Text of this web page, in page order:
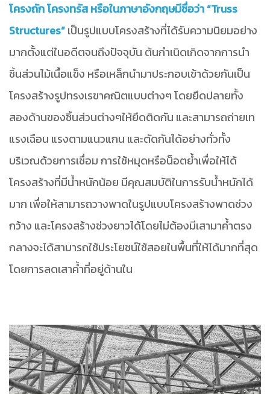
โครงถัก โครงทรัส หรือในภาษาอังกฤษมีชื่อว่า “Truss
Structures”เป็นรูปแบบโครงสร้างที่ได้รับความนิยมอย่าง
มากตั้งแต่ในอดีตจนถึงปัจจุบัน ต้นกำเนิดเกิดจากการนำ
ชิ้นส่วนไม้เนื้อแข็ง หรือเหล็กนำมาประกอบเข้าด้วยกันเป็น
โครงสร้างรูปทรงเรขาคณิตแบบต่างๆ โดยยึดปลายทั้ง
สองด้านของชิ้นส่วนต่างๆให้ยึดติดกัน และสามารถถ่ายเท
แรงเฉือน แรงตามแนวแกน และตัดกันได้อย่างทั่วทั้ง
บริเวณด้วยการเชื่อม การใช้หมุดหรือน็อตย้ำเพื่อให้ได้
โครงสร้างที่มีน้ำหนักน้อย มีคุณสมบัติในการรับน้ำหนักได้
มาก เพื่อให้สามารถวางพาดในรูปแบบโครงสร้างพาดช่วง
กว้าง และโครงสร้างช่วงยาวได้โดยไม่ต้องมีเสามาค้ำตรง
กลางจะได้สามารถใช้ประโยชน์ใช้สอยในพื้นที่ให้ได้มากที่สุด
โดยการลดเสาค้ำที่อยู่ด้านใน